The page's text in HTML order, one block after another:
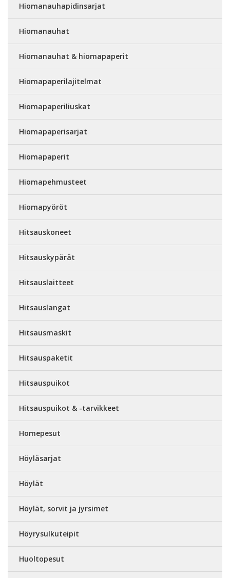
Hiomanauhapidinsarjat
Hiomanauhat
Hiomanauhat & hiomapaperit
Hiomapaperilajitelmat
Hiomapaperiliuskat
Hiomapaperisarjat
Hiomapaperit
Hiomapehmusteet
Hiomapyöröt
Hitsauskoneet
Hitsauskypärät
Hitsauslaitteet
Hitsauslangat
Hitsausmaskit
Hitsauspaketit
Hitsauspuikot
Hitsauspuikot & -tarvikkeet
Homepesut
Höyläsarjat
Höylät
Höylät, sorvit ja jyrsimet
Höyrysulkuteipit
Huoltopesut